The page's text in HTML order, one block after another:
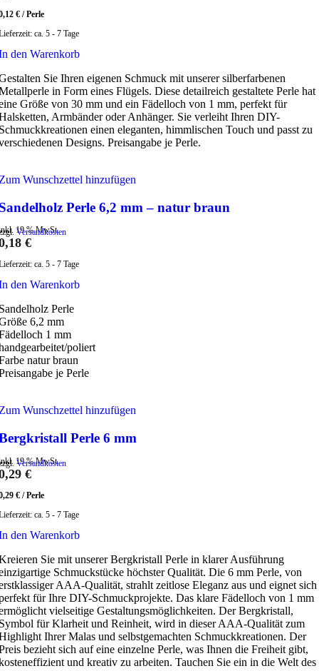
€ /Perle
ca. 5 - 7 Tage
den Warenkorb
Sie Ihren eigenen Schmuck mit unserer silberfarbenen
in Form eines Flügels. Diese detailreich gestaltete Perle hat
Größe von 30 mm und ein Fädelloch von 1 mm, perfekt für
Armbänder oder Anhänger. Sie verleiht Ihren DIY-
einen eleganten, himmlischen Touch und passt zu
Designs. Preisangabe je Perle.
Wunschzettel hinzufügen
Perle 6,2 mm – natur braun
19 % MwSt.
Versandkosten
€
ca. 5 - 7 Tage
den Warenkorb
Perle
6,2 mm
1 mm
poliert
natur braun
je Perle
Wunschzettel hinzufügen
Perle 6 mm
19 % MwSt.
Versandkosten
€
€ /Perle
ca. 5 - 7 Tage
den Warenkorb
Sie mit unserer Bergkristall Perle in klarer Ausführung
Schmuckstücke höchster Qualität. Die 6 mm Perle, von
AAA-Qualität, strahlt zeitlose Eleganz aus und eignet sich
für Ihre DIY-Schmuckprojekte. Das klare Fädelloch von 1 mm
vielseitige Gestaltungsmöglichkeiten. Der Bergkristall,
für Klarheit und Reinheit, wird in dieser AAA-Qualität zum
Ihrer Malas und selbstgemachten Schmuckkreationen. Der
bezieht sich auf eine einzelne Perle, was Ihnen die Freiheit gibt,
und kreativ zu arbeiten. Tauchen Sie ein in die Welt des